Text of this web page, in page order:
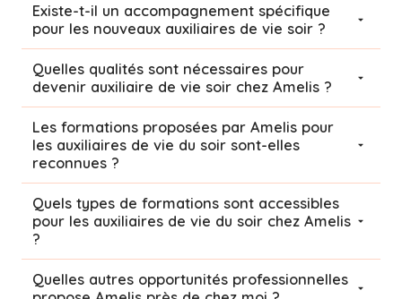
Existe-t-il un accompagnement spécifique
pour les nouveaux auxiliaires de vie soir ?
Quelles qualités sont nécessaires pour
devenir auxiliaire de vie soir chez Amelis ?
Les formations proposées par Amelis pour
les auxiliaires de vie du soir sont-elles
reconnues ?
Quels types de formations sont accessibles
pour les auxiliaires de vie du soir chez Amelis
?
Quelles autres opportunités professionnelles